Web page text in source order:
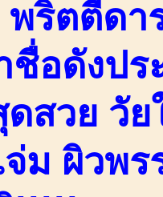
ริตตี้ดา
อดังปร
สวย วัย
จ่ม ผิวพ